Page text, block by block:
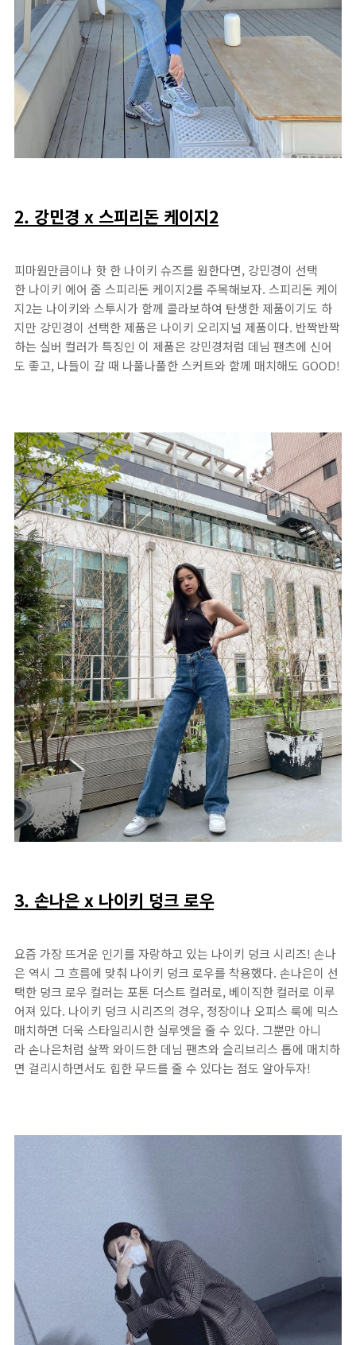
2. 강민경 x 스피리돈 케이지2
피마원만큼이나 핫 한 나이키 슈즈를 원한다면, 강민경이 선택
한 나이키 에어 줌 스피리돈 케이지2를 주목해보자. 스피리돈 케이
지2는 나이키와 스투시가 함께 콜라보하여 탄생한 제품이기도 하
지만 강민경이 선택한 제품은 나이키 오리지널 제품이다. 반짝반짝
하는 실버 컬러가 특징인 이 제품은 강민경처럼 데님 팬츠에 신어
도 좋고, 나들이 갈 때 나풀나풀한 스커트와 함께 매치해도 GOOD!
3. 손나은 x 나이키 덩크 로우
요즘 가장 뜨거운 인기를 자랑하고 있는 나이키 덩크 시리즈! 손나
은 역시 그 흐름에 맞춰 나이키 덩크 로우를 착용했다. 손나은이 선
택한 덩크 로우 컬러는 포톤 더스트 컬러로, 베이직한 컬러로 이루
어져 있다. 나이키 덩크 시리즈의 경우, 정장이나 오피스 룩에 믹스
매치하면 더욱 스타일리시한 실루엣을 줄 수 있다. 그뿐만 아니
라 손나은처럼 살짝 와이드한 데님 팬츠와 슬리브리스 톱에 매치하
면 걸리시하면서도 힙한 무드를 줄 수 있다는 점도 알아두자!